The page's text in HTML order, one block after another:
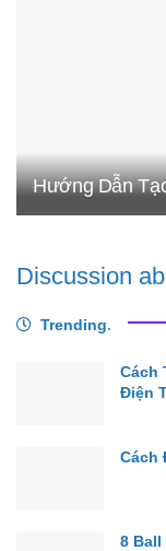
Hướng Dẫn
Discussion
Trending.
Cách
Điện
Cách
8 Ball